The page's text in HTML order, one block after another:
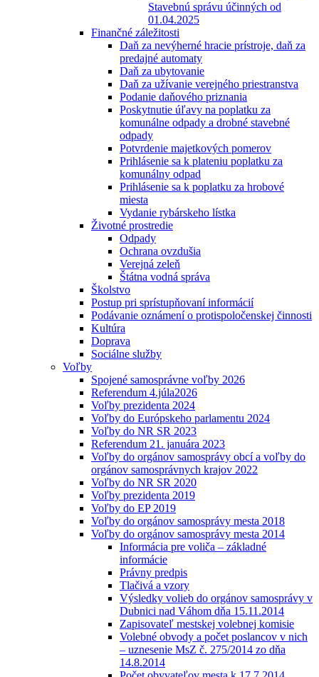
Stavebnú správu účinných od
01.04.2025
Finančné záležitosti
Daň za nevýherné hracie prístroje, daň za
predajné automaty
Daň za ubytovanie
Daň za užívanie verejného priestranstva
Podanie daňového priznania
Poskytnutie úľavy na poplatku za
komunálne odpady a drobné stavebné
odpady
Potvrdenie majetkových pomerov
Prihlásenie sa k plateniu poplatku za
komunálny odpad
Prihlásenie sa k poplatku za hrobové
miesta
Vydanie rybárskeho lístka
Životné prostredie
Odpady
Ochrana ovzdušia
Verejná zeleň
Štátna vodná správa
Školstvo
Postup pri sprístupňovaní informácií
Podávanie oznámení o protispoločenskej činnosti
Kultúra
Doprava
Sociálne služby
Voľby
Spojené samosprávne voľby 2026
Referendum 4.júla2026
Voľby prezidenta 2024
Voľby do Európskeho parlamentu 2024
Voľby do NR SR 2023
Referendum 21. januára 2023
Voľby do orgánov samosprávy obcí a voľby do
orgánov samosprávnych krajov 2022
Voľby do NR SR 2020
Voľby prezidenta 2019
Voľby do EP 2019
Voľby do orgánov samosprávy mesta 2018
Voľby do orgánov samosprávy mesta 2014
Informácia pre voliča – základné
informácie
Právny predpis
Tlačivá a vzory
Výsledky volieb do orgánov samosprávy v
Dubnici nad Váhom dňa 15.11.2014
Zapisovateľ mestskej volebnej komisie
Volebné obvody a počet poslancov v nich
– uznesenie MsZ č. 275/2014 zo dňa
14.8.2014